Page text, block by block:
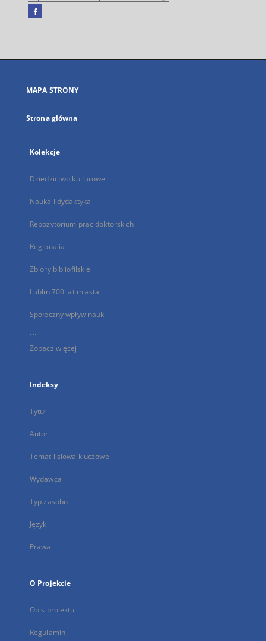
Facebook
się
karcie
MAPA STRONY
Strona główna
Kolekcje
Dziedzictwo kulturowe
Nauka i dydaktyka
Repozytorium prac doktorskich
Regionalia
Zbiory bibliofilskie
Lublin 700 lat miasta
Społeczny wpływ nauki
...
Zobacz więcej
Indeksy
Tytuł
Autor
Temat i słowa kluczowe
Wydawca
Typ zasobu
Język
Prawa
O Projekcie
Opis projektu
Regulamin